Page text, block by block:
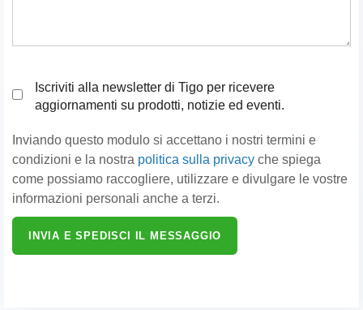
Iscriviti alla newsletter di Tigo per ricevere
aggiornamenti su prodotti, notizie ed eventi.
Inviando questo modulo si accettano i nostri termini e
condizioni e la nostra politica sulla privacy che spiega
come possiamo raccogliere, utilizzare e divulgare le vostre
informazioni personali anche a terzi.